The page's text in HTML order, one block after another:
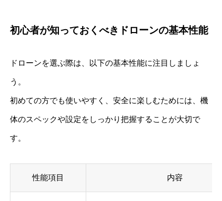
初心者が知っておくべきドローンの基本性能
ドローンを選ぶ際は、以下の基本性能に注目しましょ
う。
初めての方でも使いやすく、安全に楽しむためには、機
体のスペックや設定をしっかり把握することが大切で
す。
性能項目 内容